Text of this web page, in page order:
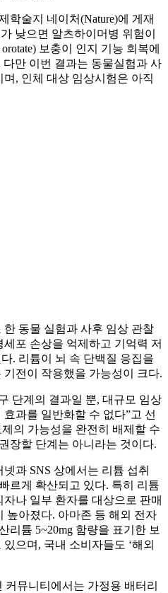
학술지 네이처(Nature)에 게재
낮으면 알츠하이머병 위험이
보충이 인지 기능 회복에
만 이번 결과는 동물실험과 사
, 인체 대상 임상시험은 아직
동물 실험과 사후 임상 관찰
포 손상을 억제하고 기억력 저
. 리튬이 뇌 속 단백질 응집을
전이 작용했을 가능성이 크다.
단계의 결과일 뿐, 대규모 임상
과를 일반화할 수 없다”고 선
의 가능성을 완전히 배제할 수
장할 단계는 아니라는 것이다.
과 SNS 상에서는 리튬 섭취
르게 확산되고 있다. 특히 리튬
나 일부 환자를 대상으로 판매
높아졌다. 아마존 등 해외 전자
리튬 5~20mg 함량을 표기한 보
으며, 국내 소비자들도 ‘해외
커뮤니티에서는 가정용 배터리